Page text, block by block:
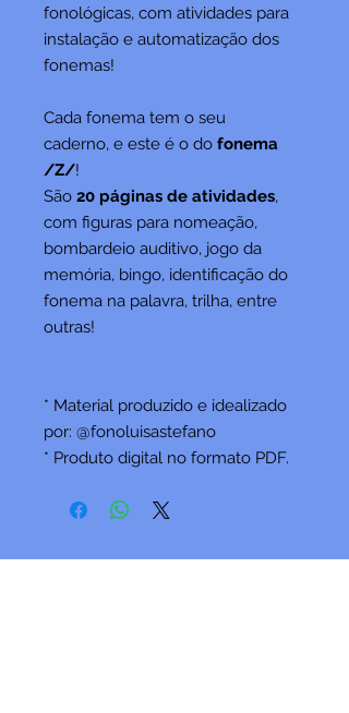
fonológicas, com atividades para
instalação e automatização dos
fonemas!
Cada fonema tem o seu
caderno, e este é o do fonema
/Z/!
São 20 páginas de atividades,
com figuras para nomeação,
bombardeio auditivo, jogo da
memória, bingo, identificação do
fonema na palavra, trilha, entre
outras!
* Material produzido e idealizado
por: @fonoluisastefano
* Produto digital no formato PDF.